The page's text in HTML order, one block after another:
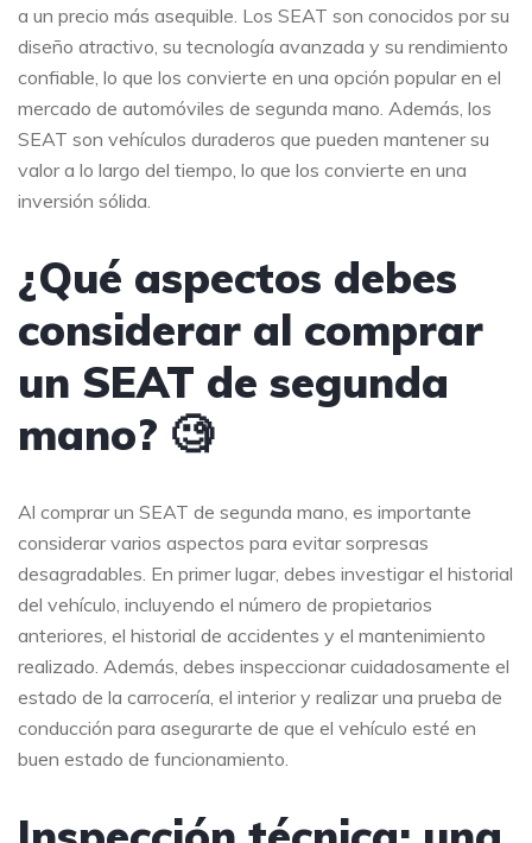
a un precio más asequible. Los SEAT son conocidos por su
diseño atractivo, su tecnología avanzada y su rendimiento
confiable, lo que los convierte en una opción popular en el
mercado de automóviles de segunda mano. Además, los
SEAT son vehículos duraderos que pueden mantener su
valor a lo largo del tiempo, lo que los convierte en una
inversión sólida.
¿Qué aspectos debes
considerar al comprar
un SEAT de segunda
mano? 🧐
Al comprar un SEAT de segunda mano, es importante
considerar varios aspectos para evitar sorpresas
desagradables. En primer lugar, debes investigar el historial
del vehículo, incluyendo el número de propietarios
anteriores, el historial de accidentes y el mantenimiento
realizado. Además, debes inspeccionar cuidadosamente el
estado de la carrocería, el interior y realizar una prueba de
conducción para asegurarte de que el vehículo esté en
buen estado de funcionamiento.